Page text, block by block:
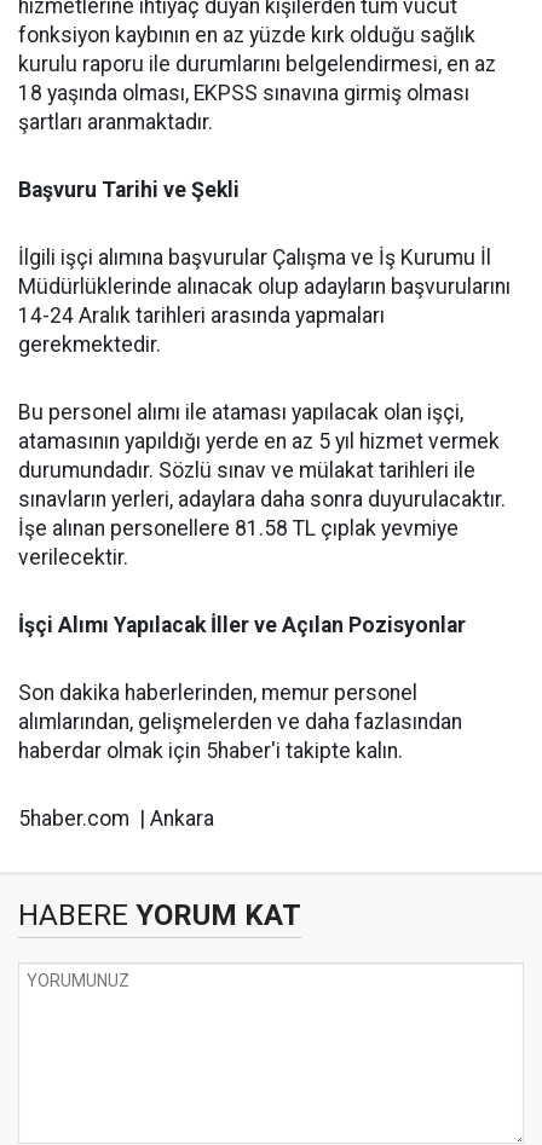
hizmetlerine ihtiyaç duyan kişilerden tüm vücut
fonksiyon kaybının en az yüzde kırk olduğu sağlık
kurulu raporu ile durumlarını belgelendirmesi, en az
18 yaşında olması, EKPSS sınavına girmiş olması
şartları aranmaktadır.
Başvuru Tarihi ve Şekli
İlgili işçi alımına başvurular Çalışma ve İş Kurumu İl
Müdürlüklerinde alınacak olup adayların başvurularını
14-24 Aralık tarihleri arasında yapmaları
gerekmektedir.
Bu personel alımı ile ataması yapılacak olan işçi,
atamasının yapıldığı yerde en az 5 yıl hizmet vermek
durumundadır. Sözlü sınav ve mülakat tarihleri ile
sınavların yerleri, adaylara daha sonra duyurulacaktır.
İşe alınan personellere 81.58 TL çıplak yevmiye
verilecektir.
İşçi Alımı Yapılacak İller ve Açılan Pozisyonlar
Son dakika haberlerinden, memur personel
alımlarından, gelişmelerden ve daha fazlasından
haberdar olmak için 5haber'i takipte kalın.
5haber.com | Ankara
HABERE YORUM KAT